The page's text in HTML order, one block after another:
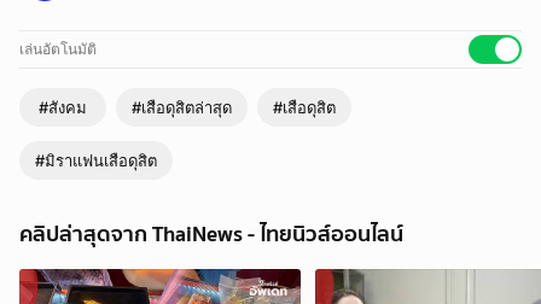
เล่นอัตโนมัติ
#สังคม #เสือดุสิตล่าสุด #เสือดุสิต
#มิราแฟนเสือดุสิต
คลิปล่าสุดจาก ThaiNews - ไทยนิวส์ออนไลน์